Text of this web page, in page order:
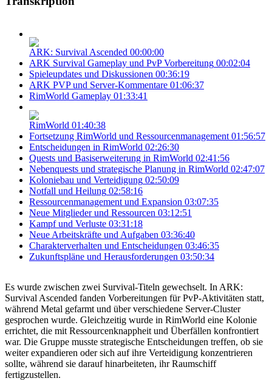
ARK: Survival Ascended 00:00:00
ARK Survival Gameplay und PvP Vorbereitung 00:02:04
Spieleupdates und Diskussionen 00:36:19
ARK PVP und Server-Kommentare 01:06:37
RimWorld Gameplay 01:33:41
RimWorld 01:40:38
Fortsetzung RimWorld und Ressourcenmanagement 01:56:57
Entscheidungen in RimWorld 02:26:30
Quests und Basiserweiterung in RimWorld 02:41:56
Nebenquests und strategische Planung in RimWorld 02:47:07
Koloniebau und Verteidigung 02:50:09
Notfall und Heilung 02:58:16
Ressourcenmanagement und Expansion 03:07:35
Neue Mitglieder und Ressourcen 03:12:51
Kampf und Verluste 03:31:18
Neue Arbeitskräfte und Aufgaben 03:36:40
Charakterverhalten und Entscheidungen 03:46:35
Zukunftspläne und Herausforderungen 03:50:34
Es wurde zwischen zwei Survival-Titeln gewechselt. In ARK:
Survival Ascended fanden Vorbereitungen für PvP-Aktivitäten statt,
während Metal gefarmt und über verschiedene Server-Cluster
gesprochen wurde. Gleichzeitig wurde in RimWorld eine Kolonie
errichtet, die mit Ressourcenknappheit und Überfällen konfrontiert
war. Die Gruppe musste strategische Entscheidungen treffen, ob sie
weiter expandieren oder sich auf ihre Verteidigung konzentrieren
sollte, während sie darauf hinarbeiteten, ihr Raumschiff
fertigzustellen.